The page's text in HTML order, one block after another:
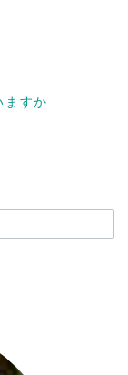
すか